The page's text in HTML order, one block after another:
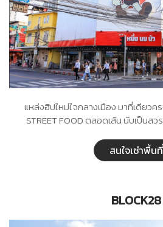
แหล่งฮิปใหม่ใจกลางเมือง มาที่เดียว
STREET FOOD ตลอดเส้น นับเป็นส
สนใจเช่าพื้นที่
BLOCK28